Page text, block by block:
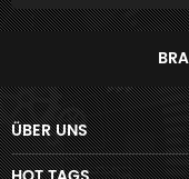
ÜBER UNS